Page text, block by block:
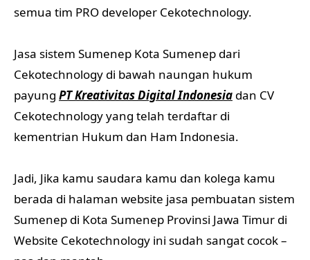
semua tim PRO developer Cekotechnology.
Jasa sistem Sumenep Kota Sumenep dari
Cekotechnology di bawah naungan hukum
payung PT Kreativitas Digital Indonesia dan CV
Cekotechnology yang telah terdaftar di
kementrian Hukum dan Ham Indonesia.
Jadi, Jika kamu saudara kamu dan kolega kamu
berada di halaman website jasa pembuatan sistem
Sumenep di Kota Sumenep Provinsi Jawa Timur di
Website Cekotechnology ini sudah sangat cocok –